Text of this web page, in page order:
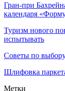
Гран-при
календаря
Туризм нового
испытывать
Советы по выбору
Шлифовка
Метки